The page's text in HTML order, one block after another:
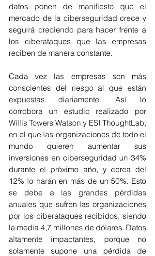
datos ponen de manifiesto que el
mercado de la ciberseguridad crece y
seguirá creciendo para hacer frente a
los ciberataques que las empresas
reciben de manera constante.
Cada vez las empresas son más
conscientes del riesgo al que están
expuestas diariamente. Así lo
corrobora un estudio realizado por
Willis Towers Watson y ESI ThoughtLab,
en el que las organizaciones de todo el
mundo quieren aumentar sus
inversiones en ciberseguridad un 34%
durante el próximo año, y cerca del
12% lo harán en más de un 50%. Esto
se debe a las grandes pérdidas
anuales que sufren las organizaciones
por los ciberataques recibidos, siendo
la media 4,7 millones de dólares. Datos
altamente impactantes, porque no
solamente supone una pérdida de